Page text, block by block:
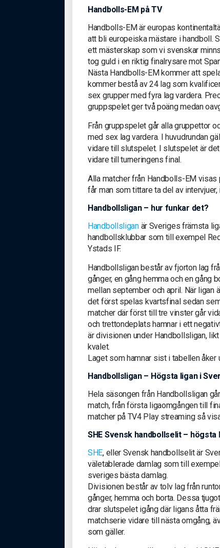
Handbolls-EM på TV
Handbolls-EM är europas
att bli europeiska mästare i handboll.
ett mästerskap som vi svenskar
tog guld i en riktig finalrysare mot
Nästa Handbolls-EM kommer att
kommer bestå av 24 lag som
sex grupper med fyra lag vardera.
gruppspelet ger två poäng medan
Från gruppspelet går alla gruppettor
med sex lag vardera. I huvudrundan
vidare till slutspelet. I slutspelet är
vidare till turneringens final.
Alla matcher från Handbolls-EM visas
får man som tittare ta del av
Handbollsligan – hur funkar det?
Handbollsliganär Sveriges främsta
handbollsklubbar som till exempel
Ystads IF.
Handbollsligan består av fjorton lag
gånger, en gång hemma och en gång
mellan september och april. När
det först spelas kvartsfinal sedan
matcher där först till tre vinster går
och trettondeplats hamnar i ett
är divisionen under Handbollsligan,
kvalet.
Laget som hamnar sist i tabellen åker
Handbollsligan – Högsta ligan i
Hela säsongen från Handbollsligan
match, från första ligaomgången till
matcher på TV4 Play streaming så
SHE Svensk handbollselit –
SHE, eller Svensk handbollselit är
väletablerade damlag som till
sveriges bästa damlag.
Divisionen består av tolv lag från
gånger, hemma och borta. Dessa
drar slutspelet igång där ligans åtta
matchserie vidare till nästa omgång,
som gäller.